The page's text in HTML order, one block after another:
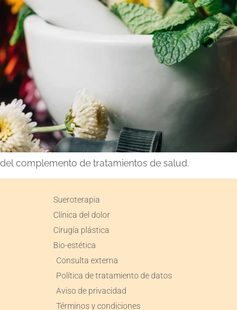
complemento de tratamientos de salud.
Sueroterapia
Clínica del dolor
Cirugía plástica
Bio-estética
Consulta externa
Política de tratamiento de datos
Aviso de privacidad
Términos y condiciones